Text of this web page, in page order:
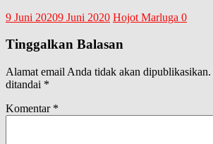
9 Juni 20209 Juni 2020 Hojot Marluga 0
Tinggalkan Balasan
Alamat email Anda tidak akan dipublikasikan.
ditandai *
Komentar *